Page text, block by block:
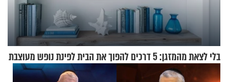
בלי לצאת מהמזגן: 5 דרכים להפוך את הבית לפינת נופש מעוצבת